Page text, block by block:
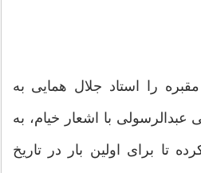
را استاد جلال همایی به
با اشعار خیام، به
تا برای اولین بار در تاریخ